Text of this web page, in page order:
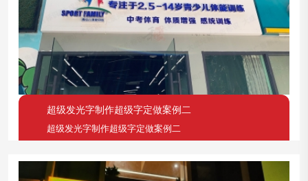
超级发光字制作超级字定做案例二
超级发光字制作超级字定做案例二